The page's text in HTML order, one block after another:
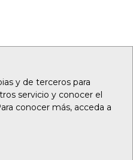
y de terceros para
servicio y conocer el
conocer más, acceda a